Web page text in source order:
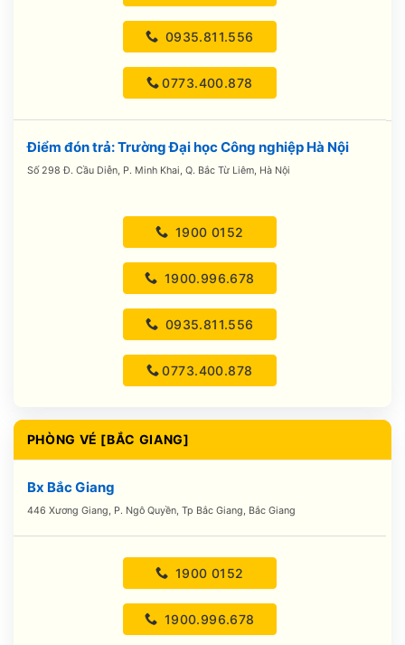
0935.811.556
0773.400.878
Điểm đón trả: Trường Đại học Công nghiệp Hà Nội
Số 298 Đ. Cầu Diễn, P. Minh Khai, Q. Bắc Từ Liêm, Hà Nội
1900 0152
1900.996.678
0935.811.556
0773.400.878
PHÒNG VÉ [BẮC GIANG]
Bx Bắc Giang
446 Xương Giang, P. Ngô Quyền, Tp Bắc Giang, Bắc Giang
1900 0152
1900.996.678